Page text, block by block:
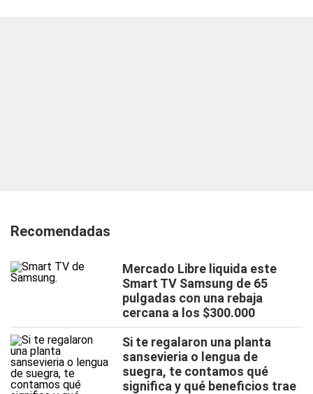
Recomendadas
Mercado Libre liquida este
Smart TV Samsung de 65
pulgadas con una rebaja
cercana a los $300.000
Si te regalaron una planta
sansevieria o lengua de
suegra, te contamos qué
significa y qué beneficios trae